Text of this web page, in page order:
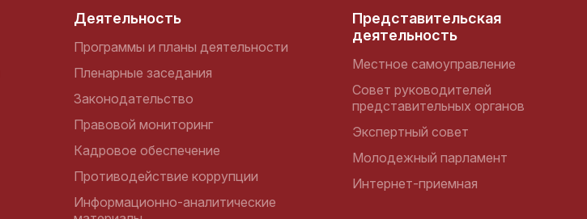
Деятельность
Программы и планы деятельности
Пленарные заседания
Законодательство
Правовой мониторинг
Кадровое обеспечение
Противодействие коррупции
Информационно-аналитические
Представительская
деятельность
Местное самоуправление
Совет руководителей
представительных органов
Экспертный совет
Молодежный парламент
Интернет-приемная